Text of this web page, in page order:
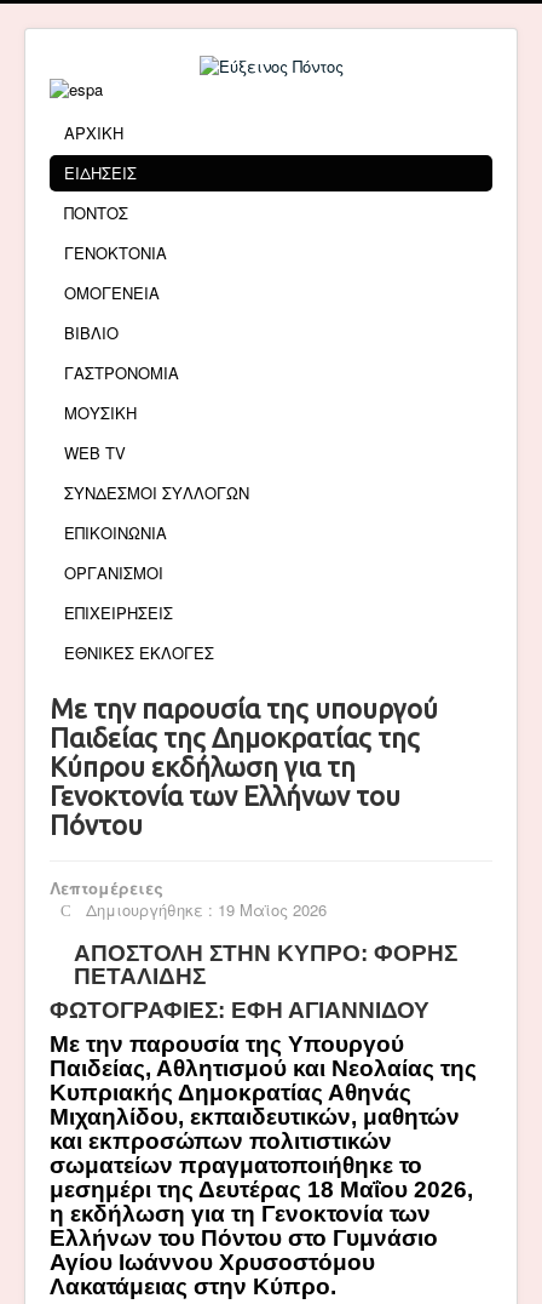
ΑΡΧΙΚΗ
ΕΙΔΗΣΕΙΣ
ΠΟΝΤΟΣ
ΓΕΝΟΚΤΟΝΙΑ
ΟΜΟΓΕΝΕΙΑ
ΒΙΒΛΙΟ
ΓΑΣΤΡΟΝΟΜΙΑ
ΜΟΥΣΙΚΗ
WEB TV
ΣΥΝΔΕΣΜΟΙ ΣΥΛΛΟΓΩΝ
ΕΠΙΚΟΙΝΩΝΙΑ
ΟΡΓΑΝΙΣΜΟΙ
ΕΠΙΧΕΙΡΗΣΕΙΣ
ΕΘΝΙΚΕΣ ΕΚΛΟΓΕΣ
Με την παρουσία της υπουργού
Παιδείας της Δημοκρατίας της
Κύπρου εκδήλωση για τη
Γενοκτονία των Ελλήνων του
Πόντου
Λεπτομέρειες
Δημιουργήθηκε : 19 Μαϊος 2026
ΑΠΟΣΤΟΛΗ ΣΤΗΝ ΚΥΠΡΟ: ΦΟΡΗΣ
ΠΕΤΑΛΙΔΗΣ
ΦΩΤΟΓΡΑΦΙΕΣ: ΕΦΗ ΑΓΙΑΝΝΙΔΟΥ
Με την παρουσία της Υπουργού
Παιδείας, Αθλητισμού και Νεολαίας της
Κυπριακής Δημοκρατίας Αθηνάς
Μιχαηλίδου, εκπαιδευτικών, μαθητών
και εκπροσώπων πολιτιστικών
σωματείων πραγματοποιήθηκε το
μεσημέρι της Δευτέρας 18 Μαΐου 2026,
η εκδήλωση για τη Γενοκτονία των
Ελλήνων του Πόντου στο Γυμνάσιο
Αγίου Ιωάννου Χρυσοστόμου
Λακατάμειας στην Κύπρο.